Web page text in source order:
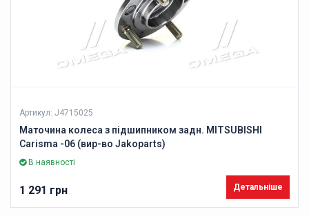
Артикул: J4715025
Маточина колеса з підшипником задн. MITSUBISHI
Carisma -06 (вир-во Jakoparts)
В наявності
1 291 грн Детальніше